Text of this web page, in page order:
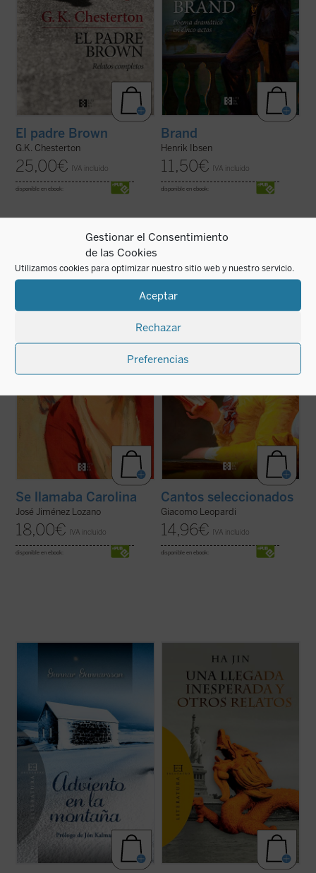
Gestionar el Consentimiento
de las Cookies
Utilizamos cookies para optimizar nuestro sitio web y nuestro servicio.
Aceptar
Rechazar
Preferencias
El padre Brown
G.K. Chesterton
25,00€ IVA incluido
disponible en ebook:
Brand
Henrik Ibsen
11,50€ IVA incluido
disponible en ebook:
obra es representada por una compañía de
(ver ficha)
Se llamaba Carolina
José Jiménez Lozano
18,00€ IVA incluido
disponible en ebook:
lector, a través de la introducción de la
bíblica Ignacio Carbajosa, una original
ficha)
Cantos seleccionados
Giacomo Leopardi
14,96€ IVA incluido
disponible en ebook:
ambientado en el crudo invierno de las
(ver ficha)
ofrece por vez primera en español una
selección de trece cuentos de uno de los
más prestigiosos escritores de ficción en
lengua inglesa de nuestros días.
Haciendo gala de un estilo directo, ...(ver